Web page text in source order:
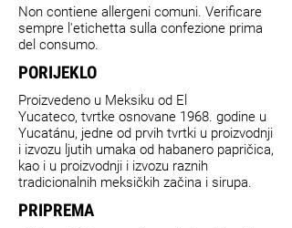
Non contiene allergeni comuni. Verificare
sempre l'etichetta sulla confezione prima
del consumo.
PORIJEKLO
Proizvedeno u Meksiku od El
Yucateco, tvrtke osnovane 1968. godine u
Yucatánu, jedne od prvih tvrtki u proizvodnji
i izvozu ljutih umaka od habanero papričica,
kao i u proizvodnji i izvozu raznih
tradicionalnih meksičkih začina i sirupa.
PRIPREMA